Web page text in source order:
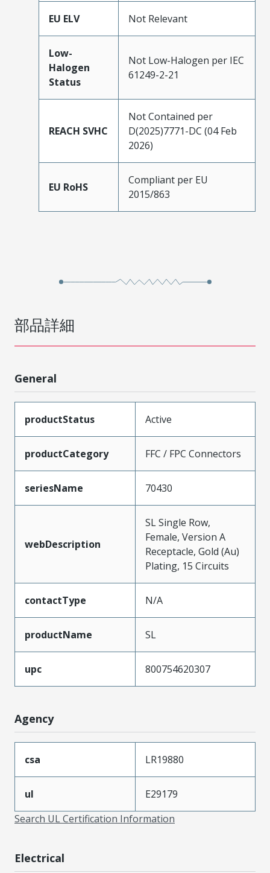
EU ELV Not Relevant
Low-
Halogen
Status
Not Low-Halogen per IEC
61249-2-21
REACH SVHC
Not Contained per
D(2025)7771-DC (04 Feb
2026)
EU RoHS
Compliant per EU
2015/863
部品詳細
General
productStatus Active
productCategory FFC / FPC Connectors
seriesName 70430
webDescription
SL Single Row,
Female, Version A
Receptacle, Gold (Au)
Plating, 15 Circuits
contactType N/A
productName SL
upc 800754620307
Agency
csa LR19880
ul
E29179
Search UL Certification Information
Electrical